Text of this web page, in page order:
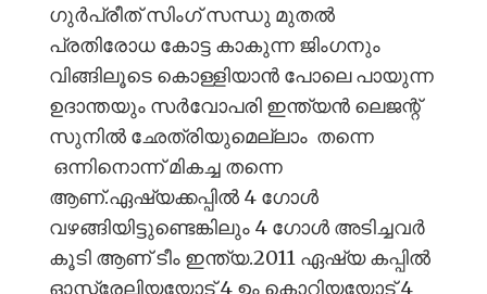
ഗുർപ്രീത് സിംഗ് സന്ധു മുതൽ
പ്രതിരോധ കോട്ട കാകുന്ന ജിംഗനും
വിങ്ങിലൂടെ കൊള്ളിയാൻ പോലെ പായുന്ന
ഉദാന്തയും സർവോപരി ഇന്ത്യൻ ലെജന്റ്
സുനിൽ ഛേത്രിയുമെല്ലാം തന്നെ
ഒന്നിനൊന്ന് മികച്ച തന്നെ
ആണ്.ഏഷ്യക്കപ്പിൽ 4 ഗോൾ
വഴങ്ങിയിട്ടുണ്ടെങ്കിലും 4 ഗോൾ അടിച്ചവർ
കൂടി ആണ് ടീം ഇന്ത്യ.2011 ഏഷ്യ കപ്പിൽ
ഓസ്ട്രേലിയയോട് 4 ഉം കൊറിയയോട് 4